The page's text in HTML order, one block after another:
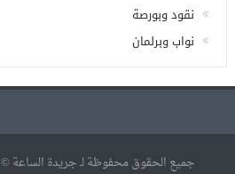
نقود وبورصة
نواب وبرلمان
جميع الحقوق محفوظة لـ جريدة الساعة © 2017 تطوير